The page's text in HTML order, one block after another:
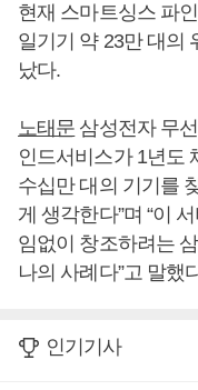
현재 스마트싱스 파
일기기 약 23만 대의
났다.
노태문 삼성전자 무
인드서비스가 1년도
수십만 대의 기기를
게 생각한다”며 “이
임없이 창조하려는
나의 사례다”고 말했
인기기사